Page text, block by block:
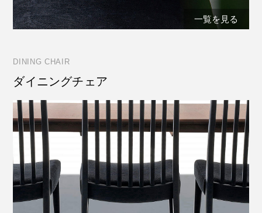
一覧を見る
DINING CHAIR
ダイニングチェア